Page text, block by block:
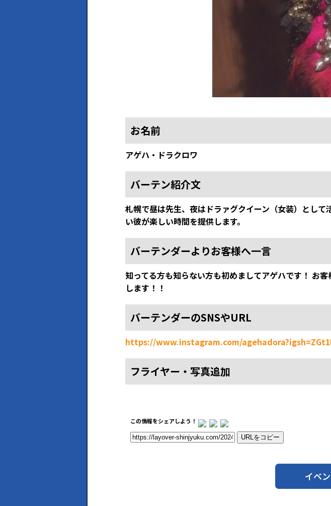
お名前
アゲハ・ドラクロワ
バーテン紹介文
札幌で昼は先生、夜はドラァグクイーン（女装）とし
い彼が楽しい時間を提供します。
バーテンダーよりお客様へ一言
知ってる方も知らない方も初めましてアゲハです！ お
します！！
バーテンダーのSNSやURL
https://www.instagram.com/
フライヤー・写真追加
この情報をシェアしよう！
URLをコピー
イベ